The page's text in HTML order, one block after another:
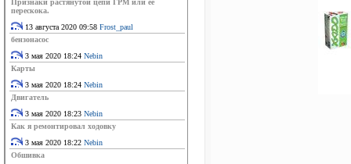
Признаки растянутой цепи ГРМ или её
перескока.
13 августа 2020 09:58 Frost_paul
бензонасос
3 мая 2020 18:24 Nebin
Карты
3 мая 2020 18:24 Nebin
Двигатель
3 мая 2020 18:23 Nebin
Как я ремонтировал ходовку
3 мая 2020 18:22 Nebin
Обшивка